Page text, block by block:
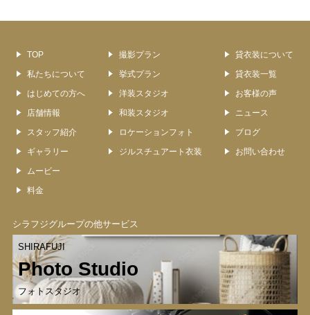
TOP
私たちについて
はじめての方へ
店舗情報
スタッフ紹介
ギャラリー
ムービー
料金
撮影プラン
挙式プラン
洋装スタジオ
和装スタジオ
ロケーションフォト
ジルスチュアート衣装
貸衣装について
貸衣装一覧
お客様の声
ニュース
ブログ
お問い合わせ
シラフジグループの他サービス
SHIRAFUJI
Photo Studio
フォトスタジオ